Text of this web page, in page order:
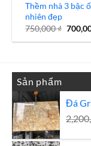
Thềm nhà 3 bậc
nhiên đẹp
750,000₫ Giá
là:
Sản phẩm
Đá